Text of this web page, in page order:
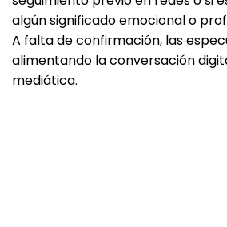
algún significado emocional o
A falta de confirmación, las
alimentando la conversación
mediática.